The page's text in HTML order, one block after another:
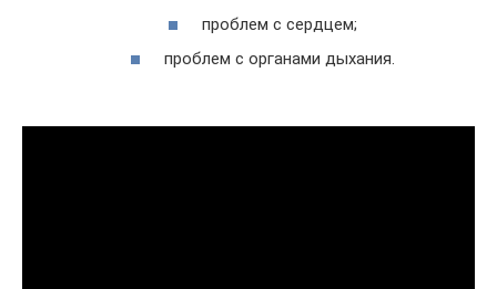
проблем с сердцем;
проблем с органами дыхания.